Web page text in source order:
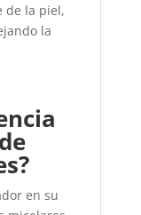
de la piel,
la
en su